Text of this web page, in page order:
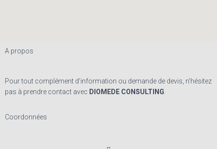
A propos
Pour tout complément d’information ou demande de devis, n’hésitez
pas à prendre contact avec DIOMEDE CONSULTING
Coordonnées